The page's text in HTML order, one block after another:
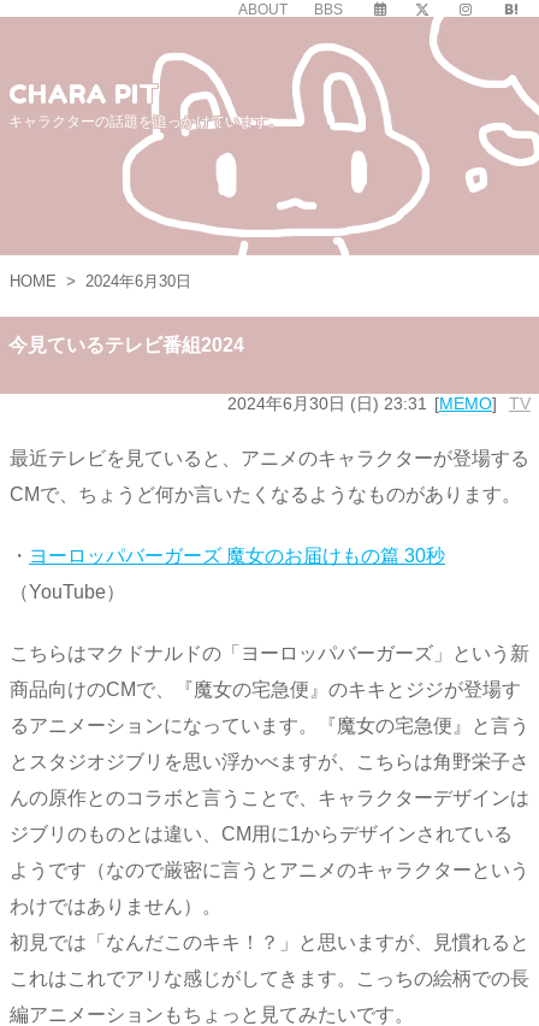
ABOUT BBS
CHARA PIT
キャラクターの話題を追っかけています。
HOME > 2024年6月30日
今見ているテレビ番組2024
2024年6月30日 (日) 23:31 MEMO TV
最近テレビを見ていると、アニメのキャラクターが登場する
CMで、ちょうど何か言いたくなるようなものがあります。
・ ヨーロッパバーガーズ 魔女のお届けもの篇 30秒
（YouTube）
こちらはマクドナルドの「ヨーロッパバーガーズ」という新
商品向けのCMで、『魔女の宅急便』のキキとジジが登場す
るアニメーションになっています。『魔女の宅急便』と言う
とスタジオジブリを思い浮かべますが、こちらは角野栄子さ
んの原作とのコラボと言うことで、キャラクターデザインは
ジブリのものとは違い、CM用に1からデザインされている
ようです（なので厳密に言うとアニメのキャラクターという
わけではありません）。
初見では「なんだこのキキ！？」と思いますが、見慣れると
これはこれでアリな感じがしてきます。こっちの絵柄での長
編アニメーションもちょっと見てみたいです。